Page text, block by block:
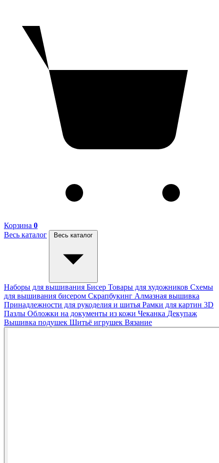
Корзина 0
Весь каталог
Весь каталог
Наборы для вышивания Бисер Товары для художников Схемы
для вышивания бисером Скрапбукинг Алмазная вышивка
Принадлежности для рукоделия и шитья Рамки для картин 3D
Пазлы Обложки на документы из кожи Чеканка Декупаж
Вышивка подушек Шитьё игрушек Вязание